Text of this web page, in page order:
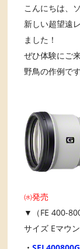
こんにちは、
新しい超望遠
ました！
ぜひ体験にご
野鳥の作例で
㈬発売
▼（FE 400-
サイズ Eマウン